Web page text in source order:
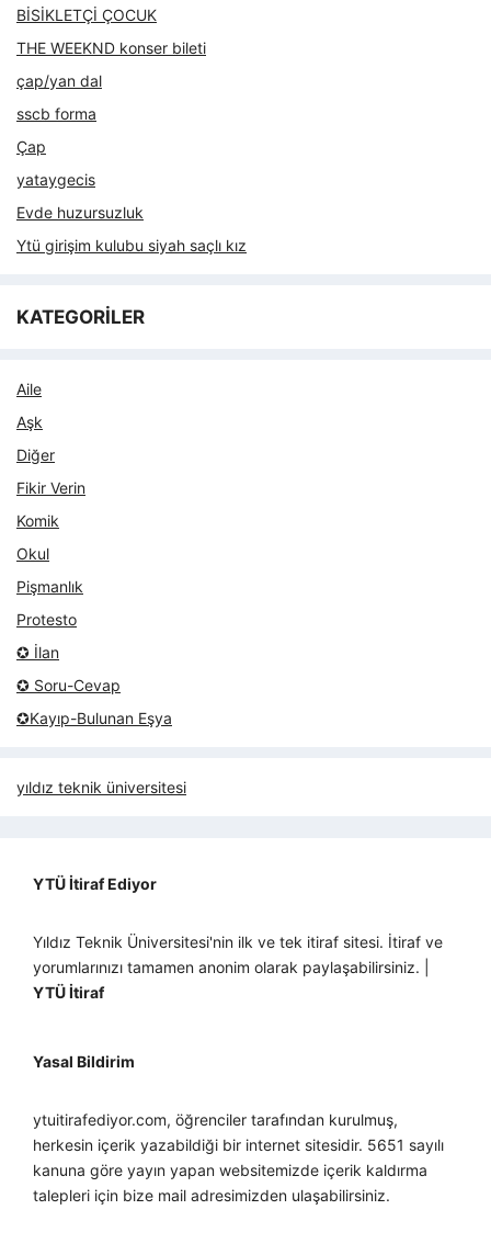
BİSİKLETÇİ ÇOCUK
THE WEEKND konser bileti
çap/yan dal
sscb forma
Çap
yataygecis
Evde huzursuzluk
Ytü girişim kulubu siyah saçlı kız
KATEGORİLER
Aile
Aşk
Diğer
Fikir Verin
Komik
Okul
Pişmanlık
Protesto
✪ İlan
✪ Soru-Cevap
✪Kayıp-Bulunan Eşya
yıldız teknik üniversitesi
YTÜ İtiraf Ediyor
Yıldız Teknik Üniversitesi'nin ilk ve tek itiraf sitesi. İtiraf ve
yorumlarınızı tamamen anonim olarak paylaşabilirsiniz. |
YTÜ İtiraf
Yasal Bildirim
ytuitirafediyor.com, öğrenciler tarafından kurulmuş,
herkesin içerik yazabildiği bir internet sitesidir. 5651 sayılı
kanuna göre yayın yapan websitemizde içerik kaldırma
talepleri için bize mail adresimizden ulaşabilirsiniz.